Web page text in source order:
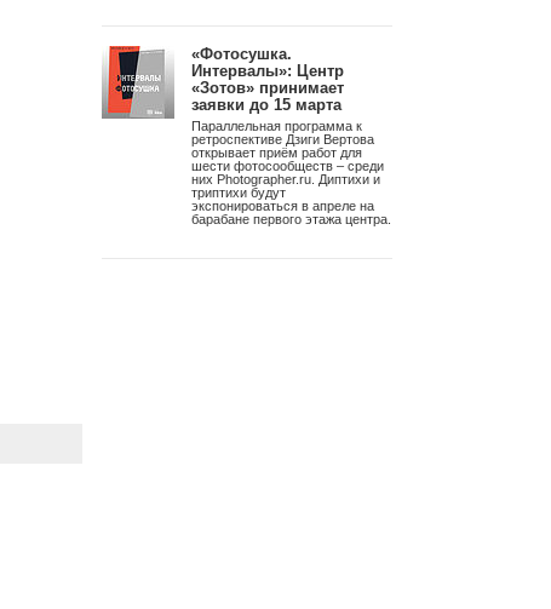
«Фотосушка.
Интервалы»: Центр
«Зотов» принимает
заявки до 15 марта
Параллельная программа к
ретроспективе Дзиги Вертова
открывает приём работ для
шести фотосообществ – среди
них Photographer.ru. Диптихи и
триптихи будут
экспонироваться в апреле на
барабане первого этажа центра.